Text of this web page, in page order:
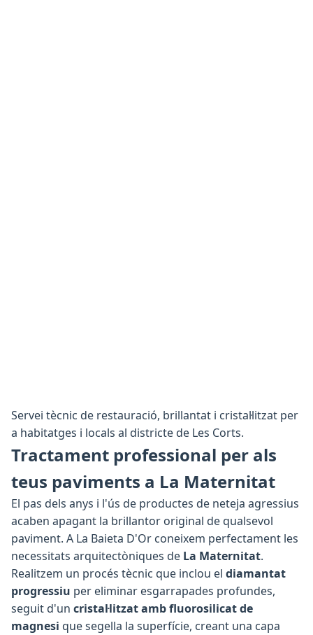
Servei tècnic de restauració, brillantat i cristal·litzat per
a habitatges i locals al districte de Les Corts.
Tractament professional per als
teus paviments a La Maternitat
El pas dels anys i l'ús de productes de neteja agressius
acaben apagant la brillantor original de qualsevol
paviment. A La Baieta D'Or coneixem perfectament les
necessitats arquitectòniques de La Maternitat.
Realitzem un procés tècnic que inclou el diamantat
progressiu per eliminar esgarrapades profundes,
seguit d'un cristal·litzat amb fluorosilicat de
magnesi que segella la superfície, creant una capa